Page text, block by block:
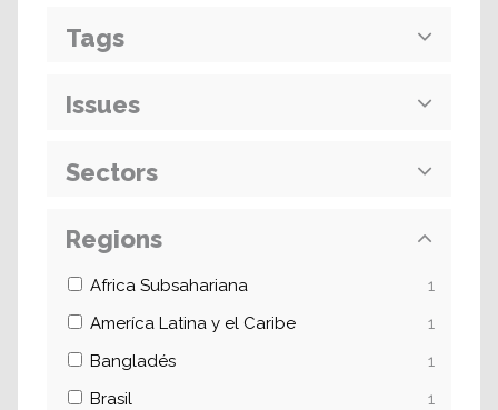
Tags
Issues
Sectors
Regions
Africa Subsahariana
1
Ameríca Latina y el Caribe
1
Bangladés
1
Brasil
1